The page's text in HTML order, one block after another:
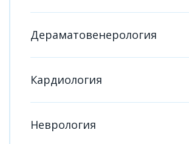
Дераматовенерология
Кардиология
Неврология